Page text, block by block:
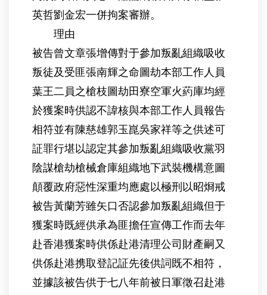
英哲劉金宏一併拘案審辦。
理由
被告曾文章張增傳對于參加叛亂組織吸收
叛徒及受匪張南輝之命圖劫本部工作人員
葉王二員之槍枝圖劫田寮空軍火葯庫均經
於獲案時供認不諱核與本部工作人員報告
相符並有陳慈雄郭玉崑吳家祥等之供述可
証罪行堪以認定其參加叛亂組織吸收黨羽
陰謀槍劫槍械倉庫組織地下武裝機構意圖
顛覆政府惡性深重均應處以極刑以昭烱戒
被告黃蘭芳雖矢口否認參加叛亂組織但于
獲案時既經供承為匪擔任宣傳工作而去年
赴香港獲案時供係赴港清理公司財產嗣又
供係赴港携取登記証先後供詞既不相符，
並據該被告供于七八年前被日軍徵召赴港